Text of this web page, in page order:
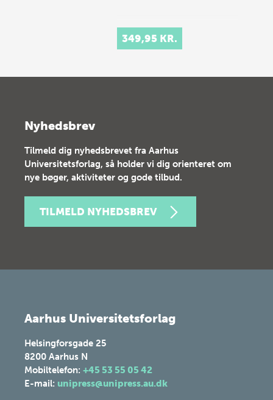
349,95 KR.
Nyhedsbrev
Tilmeld dig nyhedsbrevet fra Aarhus
Universitetsforlag, så holder vi dig orienteret om
nye bøger, aktiviteter og gode tilbud.
TILMELD NYHEDSBREV
Aarhus Universitetsforlag
Helsingforsgade 25
8200 Aarhus N
Mobiltelefon: +45 53 55 05 42
E-mail: unipress@unipress.au.dk